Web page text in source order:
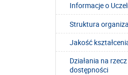
Informacje o
Struktura
Jakość
Działania na
dostępności